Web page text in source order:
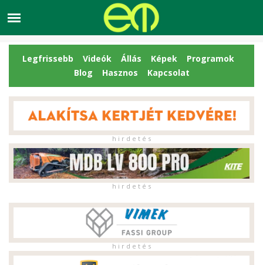
Legfrissebb Videók Állás Képek
Programok
Blog
Hasznos Kapcsolat
h i r d e t é s
h i r d e t é s
h i r d e t é s